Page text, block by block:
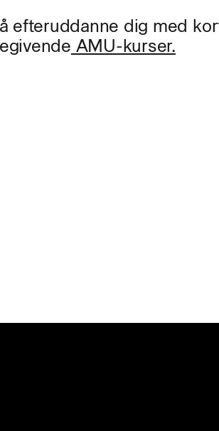
efteruddanne dig med
AMU-kurser.